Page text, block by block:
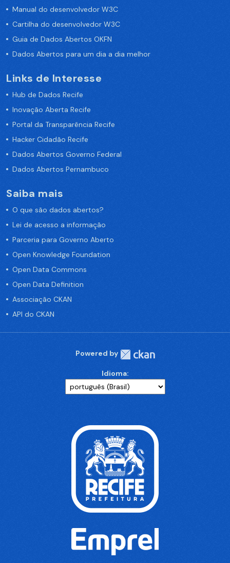
Manual do desenvolvedor W3C
Cartilha do desenvolvedor W3C
Guia de Dados Abertos OKFN
Dados Abertos para um dia a dia melhor
Links de Interesse
Hub de Dados Recife
Inovação Aberta Recife
Portal da Transparência Recife
Hacker Cidadão Recife
Dados Abertos Governo Federal
Dados Abertos Pernambuco
Saiba mais
O que são dados abertos?
Lei de acesso a informação
Parceria para Governo Aberto
Open Knowledge Foundation
Open Data Commons
Open Data Definition
Associação CKAN
API do CKAN
Powered by
Idioma